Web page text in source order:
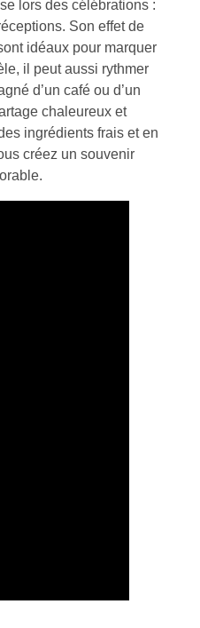
lors des célébrations :
Son effet de
idéaux pour marquer
il peut aussi rythmer
d’un café ou d’un
chaleureux et
ingrédients frais et en
créez un souvenir